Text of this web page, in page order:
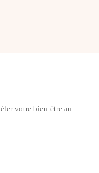
votre bien-être au